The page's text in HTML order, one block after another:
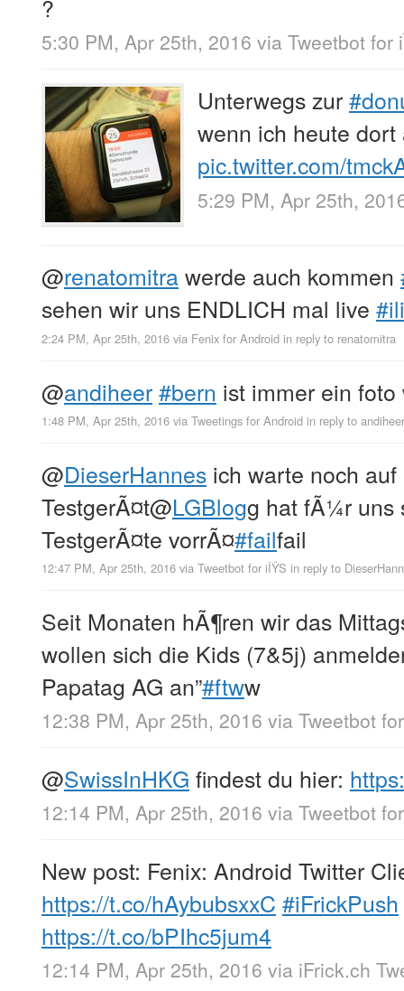
?
5:30 PM, Apr 25th, 2016 via Tweetbot for
Unterwegs zur
wenn ich heute
pic.twitter.com/
5:29 PM, Apr 25th,
@renatomitrawerde auch kommen
sehen wir uns ENDLICH mal live
2:24 PM, Apr 25th, 2016 via Fenix for Android in reply to renatomitra
@andiheer#bern ist immer ein foto
1:48 PM, Apr 25th, 2016 via Tweetings for Android in reply to andiheer
@DieserHannes ich warte noch
TestgerÃ¤t@LGBlogg hat fÃ¼r uns
TestgerÃ¤te vorrÃ¤#failfail
12:47 PM, Apr 25th, 2016 via Tweetbot for iÎŸS in reply to
Seit Monaten hÃ¶ren wir das
wollen sich die Kids (7&5j)
Papatag AG an”#ftww
12:38 PM, Apr 25th, 2016 via Tweetbot
@SwissInHKG findest du hier:
12:14 PM, Apr 25th, 2016 via Tweetbot
New post: Fenix: Android Twitter
https://t.co/hAybubsxxC #iFrickPush
https://t.co/bPIhc5jum4
12:14 PM, Apr 25th, 2016 via iFrick.ch